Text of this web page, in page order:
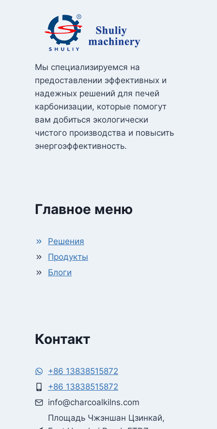
Мы специализируемся на
предоставлении эффективных и
надежных решений для печей
карбонизации, которые помогут
вам добиться экологически
чистого производства и повысить
энергоэффективность.
Главное меню
Решения
Продукты
Блоги
Контакт
+86 13838515872
+86 13838515872
info@charcoalkilns.com
Площадь Чжэншан Цзинкай,